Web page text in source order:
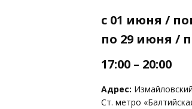
с 01 июня /
по 29 июня /
17:00 – 20:00
Адрес:
Ст. метро